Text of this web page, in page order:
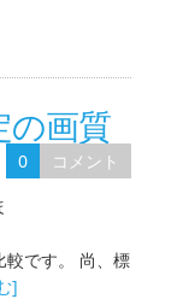
の画質
0
コメント
較です。 尚、標
]